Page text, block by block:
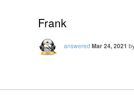
Frank
answered Mar 24, 2021